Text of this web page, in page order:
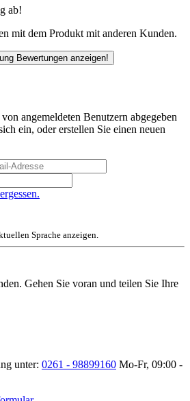
ab!
mit dem Produkt mit anderen Kunden.
Bewertungen anzeigen!
angemeldeten Benutzern abgegeben
ein, oder erstellen Sie einen neuen
Sprache anzeigen.
Gehen Sie voran und teilen Sie Ihre
unter: 0261 - 98899160 Mo-Fr, 09:00 -